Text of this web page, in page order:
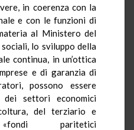
in coerenza con la
e con le funzioni di
al Ministero del
lo sviluppo della
continua, in un’ottica
e di garanzia di
possono essere
settori economici
del terziario e
«fondi paritetici